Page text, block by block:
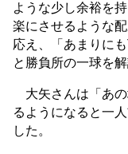
ような少し余裕を
楽にさせるような
応え、「あまりに
と勝負所の一球を解
大矢さんは「あの
るようになると一
した。